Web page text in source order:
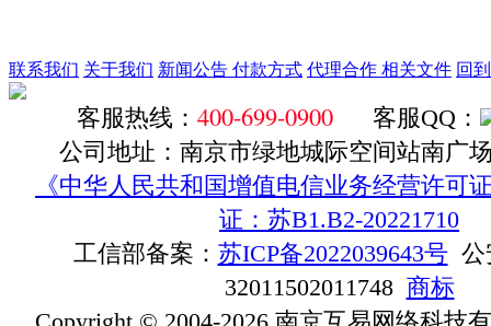
联系我们 关于我们 新闻公告 付款方式 代理合作 相关文件 回
客服热线： 400-699-0900客服QQ：
公司地址：南京市绿地城际空间站南广
《中华人民共和国增值电信业务经营许可
证：苏B1.B2-20221710
工信部备案： 苏ICP备2022039643号公
32011502011748 商标